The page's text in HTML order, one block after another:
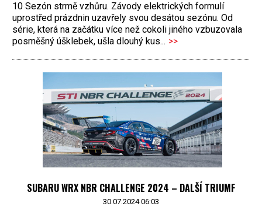
10 Sezón strmě vzhůru. Závody elektrických formulí
uprostřed prázdnin uzavřely svou desátou sezónu. Od
série, která na začátku více než cokoli jiného vzbuzovala
posměšný úšklebek, ušla dlouhý kus... >>
SUBARU WRX NBR CHALLENGE 2024 – DALŠÍ TRIUMF
30.07.2024 06:03